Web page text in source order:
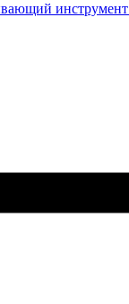
инструмент